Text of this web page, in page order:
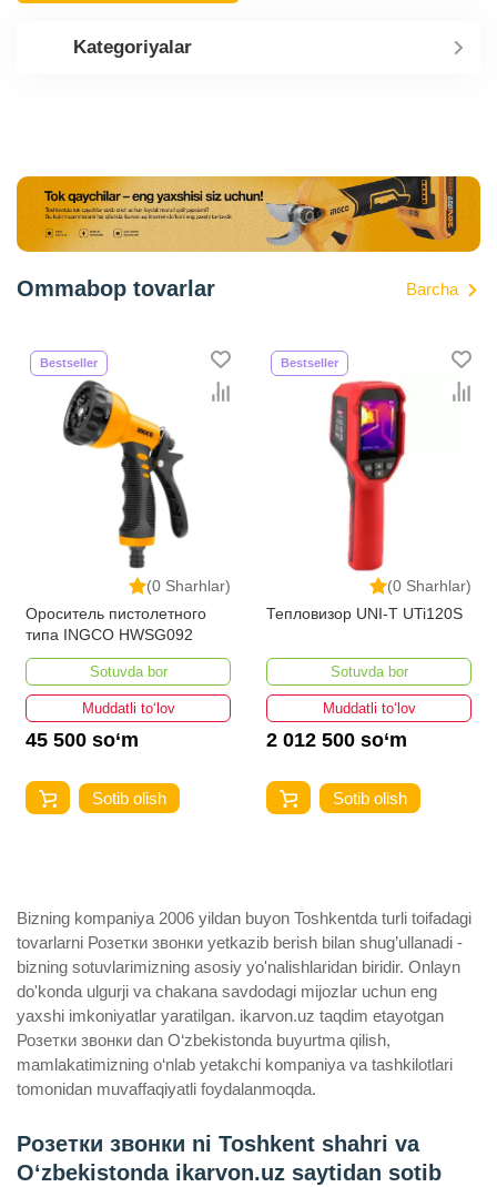
Kategoriyalar
Ommabop tovarlar Barcha
(0 Sharhlar)
Bestseller
Ороситель пистолетного
типа INGCO HWSG092
Sotuvda bor
Muddatli to‘lov
45 500 so‘m
Sotib olish
(0 Sharhlar)
Bestseller
Тепловизор UNI-T UTi120S
Sotuvda bor
Muddatli to‘lov
2 012 500 so‘m
Sotib olish
Bizning kompaniya 2006 yildan buyon Toshkentda turli toifadagi
tovarlarni Розетки звонки yetkazib berish bilan shug’ullanadi ­
bizning sotuvlarimizning asosiy yo'nalishlaridan biridir. Onlayn
do'konda ulgurji va chakana savdodagi mijozlar uchun eng
yaxshi imkoniyatlar yaratilgan. ikarvon.uz taqdim etayotgan
Розетки звонки dan O‘zbekistonda buyurtma qilish,
mamlakatimizning o‘nlab yetakchi kompaniya va tashkilotlari
tomonidan muvaffaqiyatli foydalanmoqda.
Розетки звонки ni Toshkent shahri va
Oʻzbekistonda ikarvon.uz saytidan sotib